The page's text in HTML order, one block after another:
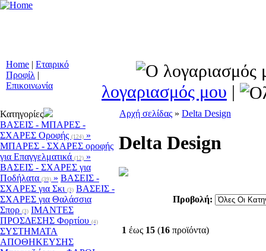
Home | Εταιρικό
Προφίλ |
Επικοινωνία
λογαριασμός μου |
Κατηγορίες
ΒΑΣΕΙΣ - ΜΠΑΡΕΣ -
ΣΧΑΡΕΣ Οροφής (124) »
ΜΠΑΡΕΣ - ΣΧΑΡΕΣ oροφής
για Επαγγελματικά (12) »
ΒΑΣΕΙΣ - ΣΧΑΡΕΣ για
Ποδήλατα (39) » ΒΑΣΕΙΣ -
ΣΧΑΡΕΣ για Σκι (3) ΒΑΣΕΙΣ -
ΣΧΑΡΕΣ για Θαλάσσια
Σπορ (3) ΙΜΑΝΤΕΣ
ΠΡΟΣΔΕΣΗΣ Φορτίου (4)
ΣΥΣΤΗΜΑΤΑ
ΑΠΟΘΗΚΕΥΣΗΣ
Αρχή σελίδας » Delta Design
Delta Design
Προβολή:
1 έως 15 (16 προϊόντα)